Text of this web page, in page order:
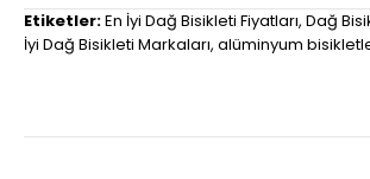
Etiketler:En İyi Dağ Bisikleti Fiyatları, Dağ
İyi Dağ Bisikleti Markaları, alüminyum